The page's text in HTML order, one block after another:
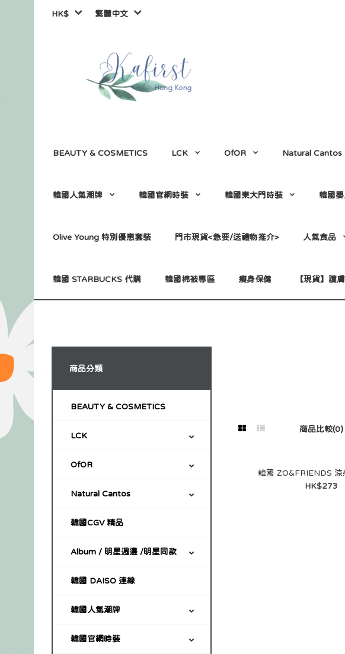
HK$ 繁體中文
BEAUTY & COSMETICS LCK OfOR Natural Cantos
韓國人氣潮牌 韓國官網時裝 韓國東大門時裝 韓國
Olive Young 特別優惠套裝 門市現貨<急要/送禮物推介> 人氣食品
韓國 STARBUCKS 代購 韓國棉被專區 瘦身保健 【現貨】護
商品分類
BEAUTY & COSMETICS
LCK
OfOR
Natural Cantos
韓國CGV 精品
Album / 明星週邊 /明星同款
韓國 DAISO 連線
韓國人氣潮牌
韓國官網時裝
商品比較(0)
韓國 ZO&FRIENDS 涼
HK$273